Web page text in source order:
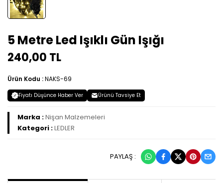
5 Metre Led Işıklı Gün Işığı
240,00 TL
Ürün Kodu :NAKS-69
Fiyatı Düşünce Haber Ver Ürünü Tavsiye Et
Marka :Nişan Malzemeleri
Kategori :LEDLER
PAYLAŞ :